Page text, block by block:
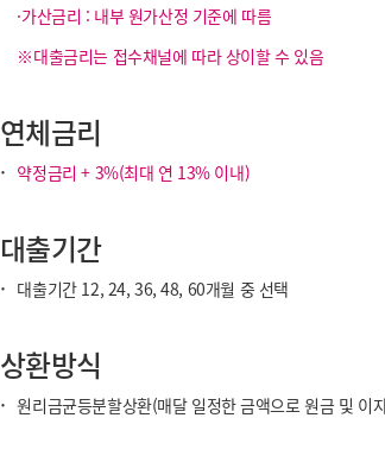
·가산금리 : 내부 원가산정 기준에 따름
※대출금리는 접수채널에 따라 상이할 수 있음
연체금리
· 약정금리 + 3%(최대 연 13% 이내)
대출기간
· 대출기간 12, 24, 36, 48, 60개월 중 선택
상환방식
· 원리금균등분할상환(매달 일정한 금액으로 원금 및 이